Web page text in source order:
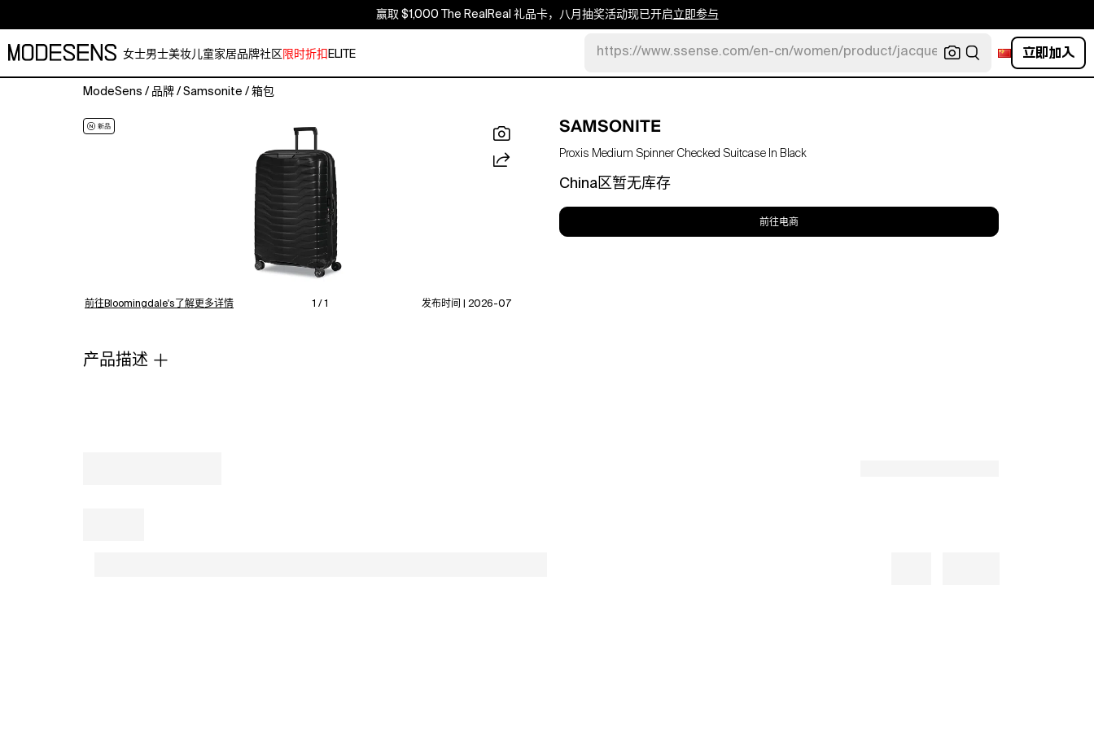
赢取 $1,000 The RealReal 礼品卡，八月抽奖活动现已开启立即参与
女士男士美妆儿童家居品牌社区 限时折扣 ELITE https://www.ssense.com/en-cn/women/product/jacquemus/navy-la-robe-
立即加入
ModeSens / 品牌 / Samsonite / 箱包
Proxis
Suitcase.Color:Black.Size:22.Material:100%
前往Bloomingdale's了解更多详情 1 / 1 发布时间 | 2026-07
SAMSONITE
Proxis Medium Spinner Checked Suitcase In Black
China区暂无库存
前往电商
产品描述